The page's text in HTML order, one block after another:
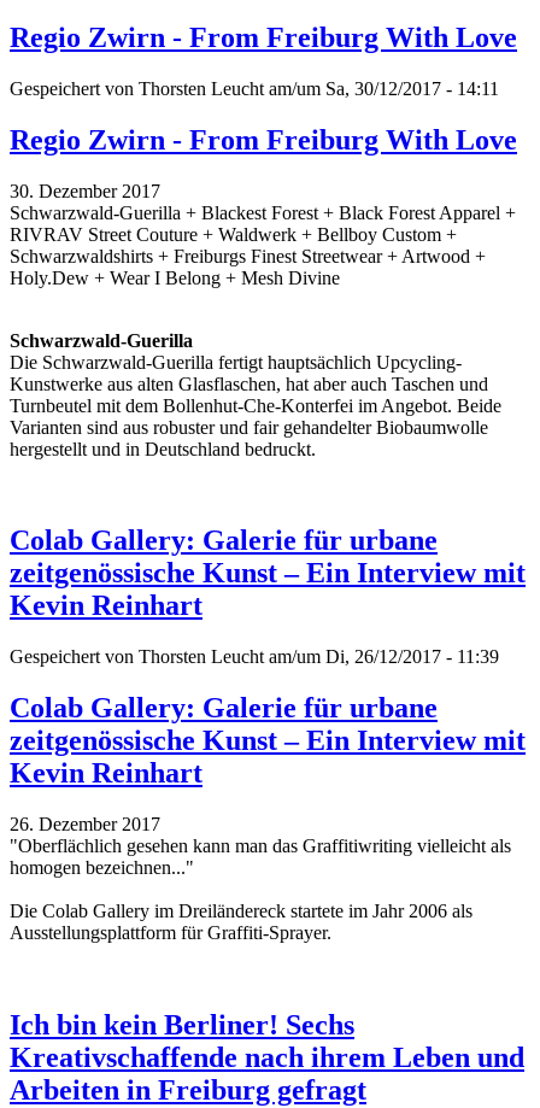
Regio Zwirn - From Freiburg With Love
Gespeichert von Thorsten Leucht am/um Sa, 30/12/2017 - 14:11
Regio Zwirn - From Freiburg With Love
30. Dezember 2017
Schwarzwald-Guerilla + Blackest Forest + Black Forest Apparel +
RIVRAV Street Couture + Waldwerk + Bellboy Custom +
Schwarzwaldshirts + Freiburgs Finest Streetwear + Artwood +
Holy.Dew + Wear I Belong + Mesh Divine
Schwarzwald-Guerilla
Die Schwarzwald-Guerilla fertigt hauptsächlich Upcycling-
Kunstwerke aus alten Glasflaschen, hat aber auch Taschen und
Turnbeutel mit dem Bollenhut-Che-Konterfei im Angebot. Beide
Varianten sind aus robuster und fair gehandelter Biobaumwolle
hergestellt und in Deutschland bedruckt.
Colab Gallery: Galerie für urbane
zeitgenössische Kunst – Ein Interview mit
Kevin Reinhart
Gespeichert von Thorsten Leucht am/um Di, 26/12/2017 - 11:39
Colab Gallery: Galerie für urbane
zeitgenössische Kunst – Ein Interview mit
Kevin Reinhart
26. Dezember 2017
"Oberflächlich gesehen kann man das Graffitiwriting vielleicht als
homogen bezeichnen..."
Die Colab Gallery im Dreiländereck startete im Jahr 2006 als
Ausstellungsplattform für Graffiti-Sprayer.
Ich bin kein Berliner! Sechs
Kreativschaffende nach ihrem Leben und
Arbeiten in Freiburg gefragt